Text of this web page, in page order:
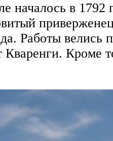
началось в
Работы
Кваренги.